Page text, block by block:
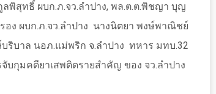
พิสุทธิ์ ผบก.ภ.จว.ลำปาง, พล.ต.ต.พิชญา บุญ
รอง ผบก.ภ.จว.ลำปาง นางนิตยา พงษ์พาณิชย์
ริบาล นอภ.แม่พริก จ.ลำปาง ทหาร มทบ.32
บกุมคดียาเสพติดรายสำคัญ ของ จว.ลำปาง